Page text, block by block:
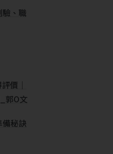
、職
價｜
郭O文
秘訣